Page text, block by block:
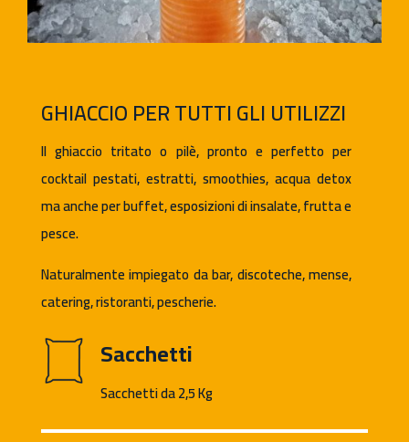
GHIACCIO PER TUTTI GLI UTILIZZI
Il ghiaccio tritato o pilè, pronto e perfetto per
cocktail pestati, estratti, smoothies, acqua detox
ma anche per buffet, esposizioni di insalate, frutta e
pesce.
Naturalmente impiegato da bar, discoteche, mense,
catering, ristoranti, pescherie.
Sacchetti
Sacchetti da 2,5 Kg